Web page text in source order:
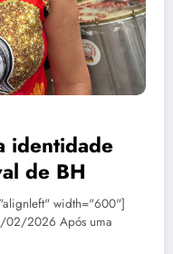
identidade
de BH
width="600"]
02/2026 Após uma